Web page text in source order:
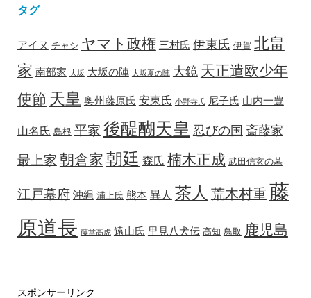
タグ
アイヌ チャシ ヤマト政権 三村氏 伊東氏 伊賀 北畠
家 南部家 大坂 大坂の陣 大坂夏の陣 大鏡 天正遣欧少年
使節 天皇 奥州藤原氏 安東氏 小野寺氏 尼子氏 山内一豊
山名氏 島根 平家 後醍醐天皇 忍びの国 斎藤家
最上家 朝倉家 朝廷 森氏 楠木正成 武田信玄の墓
江戸幕府 沖縄 浦上氏 熊本 異人 茶人 荒木村重 藤
原道長 藤堂高虎 遠山氏 里見八犬伝 高知 鳥取 鹿児島
スポンサーリンク